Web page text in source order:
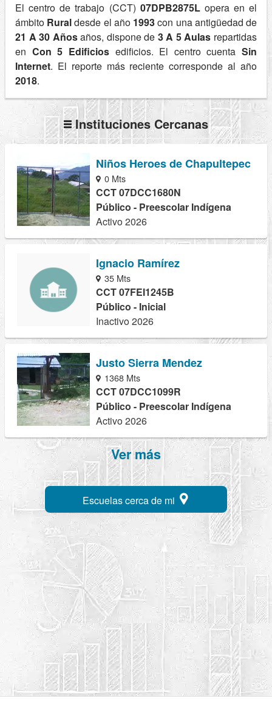
El centro de trabajo (CCT) 07DPB2875Lopera en el
ámbito Ruraldesde el año 1993con una antigüedad de
21 A 30 Añosaños, dispone de 3 A 5 Aulas repartidas
en Con 5 Edificiosedificios. El centro cuenta Sin
Internet. El reporte más reciente corresponde al año
2018.
Instituciones Cercanas
Niños Heroes de Chapultepec
0 Mts
CCT 07DCC1680N
Público - Preescolar Indígena
Activo 2026
Ignacio Ramírez
35 Mts
CCT 07FEI1245B
Público - Inicial
Inactivo 2026
Justo Sierra Mendez
1368 Mts
CCT 07DCC1099R
Público - Preescolar Indígena
Activo 2026
Ver más
Escuelas cerca de mi